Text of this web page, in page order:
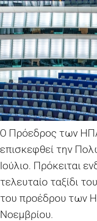
Ο Πρόεδρος των
επισκεφθεί την
Ιούλιο. Πρόκειται
τελευταίο ταξίδι
του προέδρου των
Νοεμβρίου.